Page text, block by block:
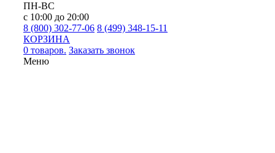
ПН-ВС
с 10:00 до 20:00
8 (800) 302-77-06 8 (499) 348-15-11
КОРЗИНА
0 товаров. Заказать звонок
Меню